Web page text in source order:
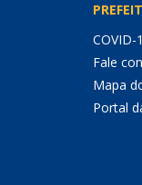
COVID-
Fale
Mapa
Portal